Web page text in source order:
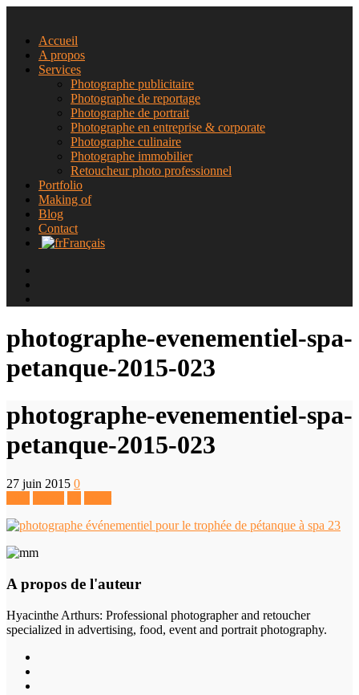
Accueil
A propos
Services
Photographe publicitaire
Photographe de reportage
Photographe de portrait
Photographe en entreprise & corporate
Photographe culinaire
Photographe immobilier
Retoucheur photo professionnel
Portfolio
Making of
Blog
Contact
Français
photographe-evenementiel-spa-
petanque-2015-023
photographe-evenementiel-spa-
petanque-2015-023
27 juin 2015 0
A propos de l'auteur
Hyacinthe Arthurs: Professional photographer and retoucher
specialized in advertising, food, event and portrait photography.